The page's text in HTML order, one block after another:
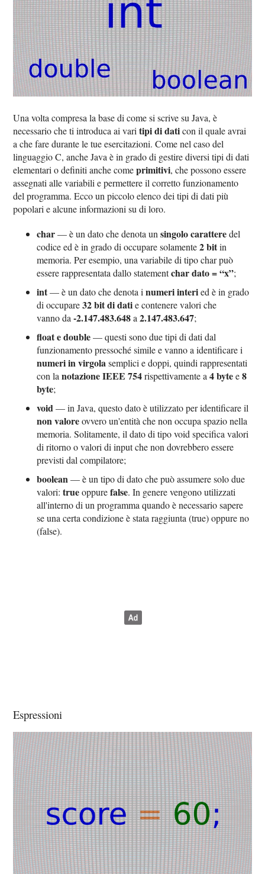
Una volta compresa la base di come si scrive su Java, è
necessario che ti introduca ai varitipi di daticon il quale avrai
a che fare durante le tue esercitazioni. Come nel caso del
linguaggio C, anche Java è in grado di gestire diversi tipi di dati
elementari o definiti anche comeprimitivi, che possono essere
assegnati alle variabili e permettere il corretto funzionamento
del programma. Ecco un piccolo elenco dei tipi di dati più
popolari e alcune informazioni su di loro.
char— è un dato che denota unsingolo caratteredel
codice ed è in grado di occupare solamente2 bitin
memoria. Per esempio, una variabile di tipo char può
essere rappresentata dallo statementchar dato = “x”;
int— è un dato che denota inumeri interied è in grado
di occupare32 bit di datie contenere valori che
vanno da-2.147.483.648a2.147.483.647;
float e double— questi sono due tipi di dati dal
funzionamento pressoché simile e vanno a identificare i
numeri in virgolasemplici e doppi, quindi rappresentati
con lanotazione IEEE 754rispettivamente a4 bytee8
byte;
void— in Java, questo dato è utilizzato per identificare il
non valoreovvero un'entità che non occupa spazio nella
memoria. Solitamente, il dato di tipo void specifica valori
di ritorno o valori di input che non dovrebbero essere
previsti dal compilatore;
boolean— è un tipo di dato che può assumere solo due
valori:trueoppurefalse. In genere vengono utilizzati
all'interno di un programma quando è necessario sapere
se una certa condizione è stata raggiunta (true) oppure no
(false).
Espressioni